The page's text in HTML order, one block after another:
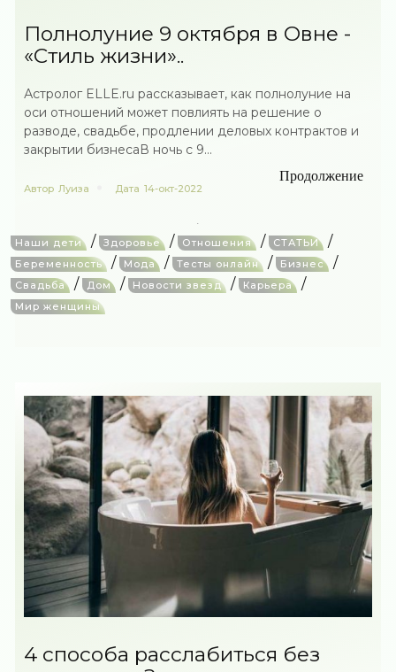
Полнолуние 9 октября в Овне -
«Стиль жизни»..
Астролог ELLE.ru рассказывает, как полнолуние на
оси отношений может повлиять на решение о
разводе, свадьбе, продлении деловых контрактов и
закрытии бизнесаВ ночь с 9...
Продолжение
Автор Луиза Дата 14-окт-2022
Наши дети / Здоровье / Отношения / СТАТЬИ /
Беременность / Мода / Тесты онлайн / Бизнес /
Свадьба / Дом / Новости звезд / Карьера /
Мир женщины
4 способа расслабиться без